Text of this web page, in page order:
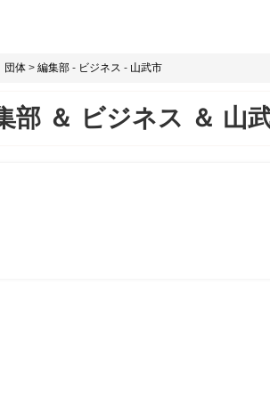
団体 > 編集部 - ビジネス - 山武市
部 ＆ ビジネス ＆ 山